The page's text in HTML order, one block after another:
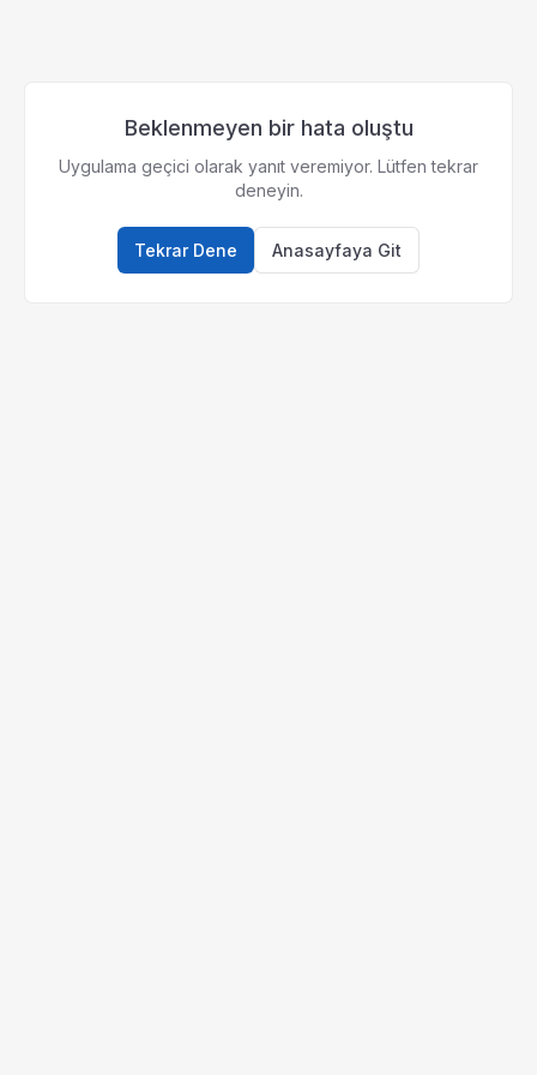
Beklenmeyen bir hata oluştu
Uygulama geçici olarak yanıt veremiyor. Lütfen tekrar
deneyin.
Tekrar Dene Anasayfaya Git